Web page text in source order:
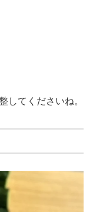
してくださいね。